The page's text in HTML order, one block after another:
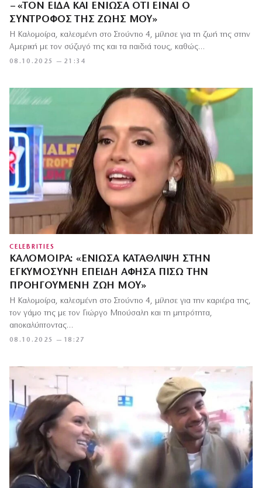
– «ΤΟΝ ΕΊΔΑ ΚΑΙ ΈΝΙΩΣΑ ΌΤΙ ΕΊΝΑΙ Ο
ΣΎΝΤΡΟΦΟΣ ΤΗΣ ΖΩΉΣ ΜΟΥ»
08.10.2025 — 21:34
Η Καλομοίρα, καλεσμένη στο Στούντιο 4, μίλησε για τη ζωή της στην
Αμερική με τον σύζυγό της και τα παιδιά τους, καθώς…
CELEBRITIES
ΚΑΛΟΜΟΊΡΑ: «ΈΝΙΩΣΑ ΚΑΤΆΘΛΙΨΗ ΣΤΗΝ
ΕΓΚΥΜΟΣΎΝΗ ΕΠΕΙΔΉ ΆΦΗΣΑ ΠΊΣΩ ΤΗΝ
ΠΡΟΗΓΟΎΜΕΝΗ ΖΩΉ ΜΟΥ»
08.10.2025 — 18:27
Η Καλομοίρα, καλεσμένη στο Στούντιο 4, μίλησε για την καριέρα της,
τον γάμο της με τον Γιώργο Μπούσαλη και τη μητρότητα,
αποκαλύπτοντας…